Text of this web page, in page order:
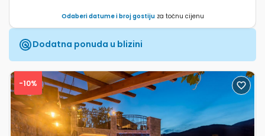
Odaberi datume i broj gostijuza točnu cijenu
Dodatna ponuda u blizini
-10%